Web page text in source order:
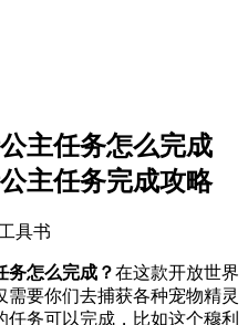
主任务怎么完成
主任务完成攻略
具书
务怎么完成？在这款开放世界
需要你们去捕获各种宠物精灵
务可以完成，比如这个‌穆利